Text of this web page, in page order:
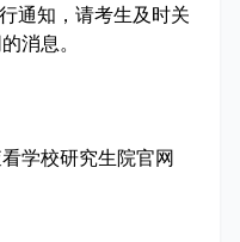
通知，请考生及时关
消息。
学校研究生院官网